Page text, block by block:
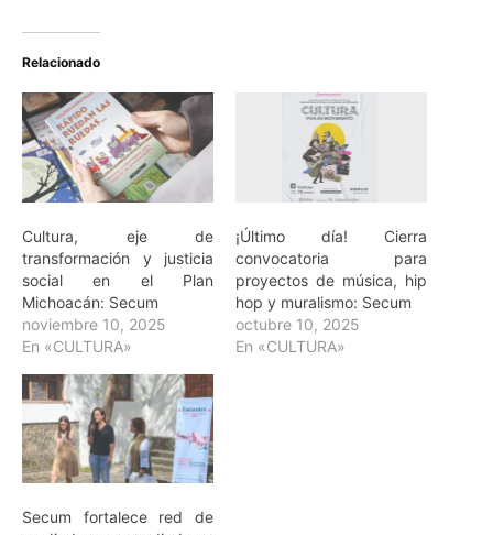
Relacionado
Cultura, eje de
transformación y justicia
social en el Plan
Michoacán: Secum
noviembre 10, 2025
En «CULTURA»
¡Último día! Cierra
convocatoria para
proyectos de música, hip
hop y muralismo: Secum
octubre 10, 2025
En «CULTURA»
Secum fortalece red de